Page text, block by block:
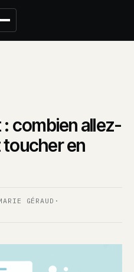
combien allez-
en
GÉRAUD ·